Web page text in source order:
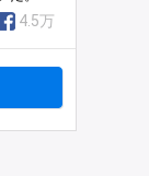
4.5万